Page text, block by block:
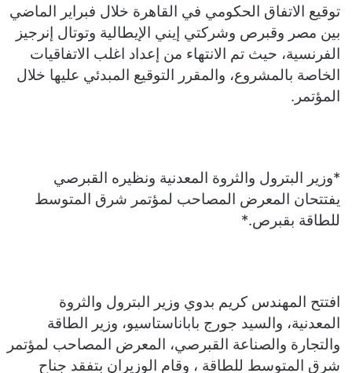
توقيع الاتفاق الحكومي في القاهرة خلال فبراير الماضي
بين مصر وقبرص وشركتي إيني الإيطالية وتوتال إنرجيز
الفرنسية، حيث تم الانتهاء من إعداد اغلب الاتفاقيات
الخاصة بالمشروع، والمقرر التوقيع المبدئي عليها خلال
المؤتمر.
*وزير البترول والثروة المعدنية ونظيره القبرصي
يفتتحان المعرض المصاحب لمؤتمر شرق المتوسط
للطاقة بقبرص.*
افتتح المهندس كريم بدوي وزير البترول والثروة
المعدنية، والسيد جورج باباناستاسيو، وزير الطاقة
والتجارة والصناعة القبرصي، المعرض المصاحب لمؤتمر
شرق المتوسط للطاقة ، وقام الوزيران بتفقد جناح